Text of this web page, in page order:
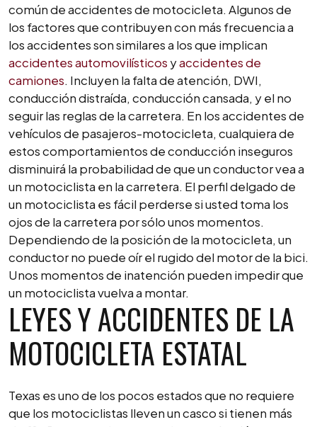
común de accidentes de motocicleta. Algunos de
los factores que contribuyen con más frecuencia a
los accidentes son similares a los que implican
accidentes automovilísticos yaccidentes de
camiones. Incluyen la falta de atención, DWI,
conducción distraída, conducción cansada, y el no
seguir las reglas de la carretera. En los accidentes de
vehículos de pasajeros-motocicleta, cualquiera de
estos comportamientos de conducción inseguros
disminuirá la probabilidad de que un conductor vea a
un motociclista en la carretera. El perfil delgado de
un motociclista es fácil perderse si usted toma los
ojos de la carretera por sólo unos momentos.
Dependiendo de la posición de la motocicleta, un
conductor no puede oír el rugido del motor de la bici.
Unos momentos de inatención pueden impedir que
un motociclista vuelva a montar.
LEYES Y ACCIDENTES DE LA
MOTOCICLETA ESTATAL
Texas es uno de los pocos estados que no requiere
que los motociclistas lleven un casco si tienen más